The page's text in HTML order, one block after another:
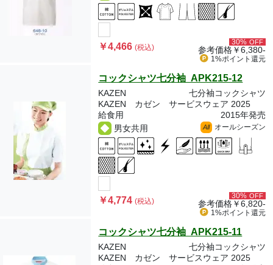
￥4,466(税込)
30% OFF
参考価格￥6,380-
1%ポイント 還元
コックシャツ七分袖 APK215-12
KAZEN
七分袖コックシャツ
KAZEN カゼン サービスウェア 2025
給食用
2015年発売
男女共用
All オールシーズン
￥4,774(税込)
30% OFF
参考価格￥6,820-
1%ポイント 還元
コックシャツ七分袖 APK215-11
KAZEN
七分袖コックシャツ
KAZEN カゼン サービスウェア 2025